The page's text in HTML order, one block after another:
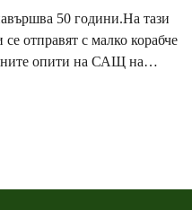
50 години.На тази
отправят с малко корабче
опити на САЩ на